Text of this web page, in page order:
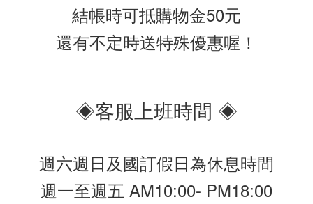
結帳時可抵購物金50元
還有不定時送特殊優惠喔！
◈客服上班時間 ◈
週六週日及國訂假日為休息時間
週一至週五 AM10:00- PM18:00